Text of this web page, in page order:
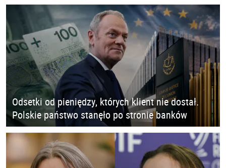
Odsetki od pieniędzy, których klient nie dostał.
Polskie państwo stanęło po stronie banków